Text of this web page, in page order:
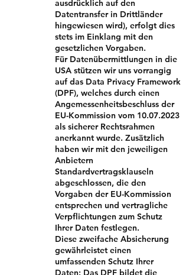
ausdrücklich auf den
Datentransfer in Drittländer
hingewiesen wird), erfolgt dies
stets im Einklang mit den
gesetzlichen Vorgaben.
Für Datenübermittlungen in die
USA stützen wir uns vorrangig
auf das Data Privacy Framework
(DPF), welches durch einen
Angemessenheitsbeschluss der
EU-Kommission vom 10.07.2023
als sicherer Rechtsrahmen
anerkannt wurde. Zusätzlich
haben wir mit den jeweiligen
Anbietern
Standardvertragsklauseln
abgeschlossen, die den
Vorgaben der EU-Kommission
entsprechen und vertragliche
Verpflichtungen zum Schutz
Ihrer Daten festlegen.
Diese zweifache Absicherung
gewährleistet einen
umfassenden Schutz Ihrer
Daten: Das DPF bildet die